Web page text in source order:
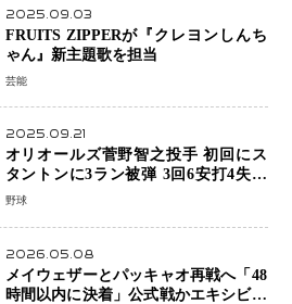
2025.09.03
FRUITS ZIPPERが『クレヨンしんち
ゃん』新主題歌を担当
芸能
2025.09.21
オリオールズ菅野智之投手 初回にス
タントンに3ラン被弾 3回6安打4失点
で降板
野球
2026.05.08
メイウェザーとパッキャオ再戦へ「48
時間以内に決着」公式戦かエキシビシ